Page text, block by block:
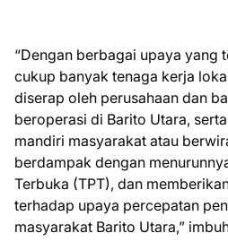
“Dengan berbagai upaya yang
cukup banyak tenaga kerja
diserap oleh perusahaan dan
beroperasi di Barito Utara,
mandiri masyarakat atau
berdampak dengan
Terbuka (TPT), dan
terhadap upaya percepatan
masyarakat Barito Utara,”